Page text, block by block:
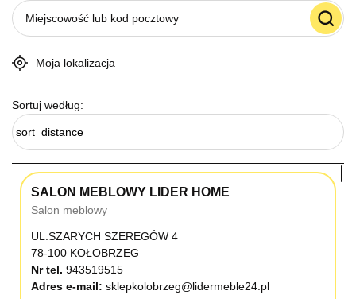
Moja lokalizacja
Sortuj według:
sort_distance
SALON MEBLOWY LIDER HOME
Salon meblowy
UL.SZARYCH SZEREGÓW 4
78-100 KOŁOBRZEG
Nr tel. 943519515
Adres e-mail: sklepkolobrzeg@lidermeble24.pl